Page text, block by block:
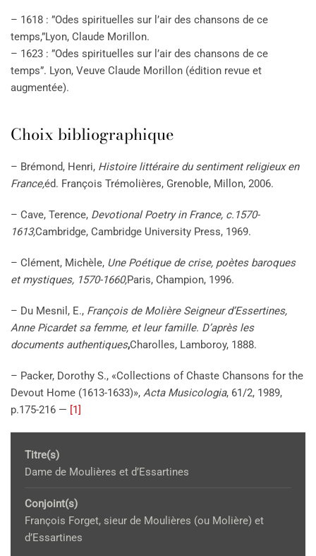
– 1618 : ”Odes spirituelles sur l’air des chansons de ce
temps,”Lyon, Claude Morillon.
– 1623 : ”Odes spirituelles sur l’air des chansons de ce
temps”. Lyon, Veuve Claude Morillon (édition revue et
augmentée).
Choix bibliographique
– Brémond, Henri, Histoire littéraire du sentiment religieux en
France,éd. François Trémolières, Grenoble, Millon, 2006.
– Cave, Terence, Devotional Poetry in France, c.1570-
1613,Cambridge, Cambridge University Press, 1969.
– Clément, Michèle, Une Poétique de crise, poètes baroques
et mystiques, 1570-1660,Paris, Champion, 1996.
– Du Mesnil, E., François de Molière Seigneur d’Essertines,
Anne Picardet sa femme, et leur famille. D’après les
documents authentiques,Charolles, Lamboroy, 1888.
– Packer, Dorothy S., «Collections of Chaste Chansons for the
Devout Home (1613-1633)», Acta Musicologia, 61/2, 1989,
p.175-216 — [1]
Titre(s)
Dame de Moulières et d’Essartines
Conjoint(s)
François Forget, sieur de Moulières (ou Molière) et
d’Essartines